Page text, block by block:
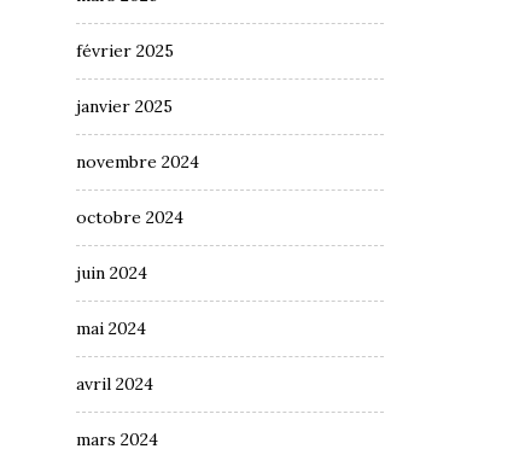
février 2025
janvier 2025
novembre 2024
octobre 2024
juin 2024
mai 2024
avril 2024
mars 2024